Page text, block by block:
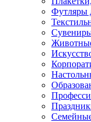
Футляры